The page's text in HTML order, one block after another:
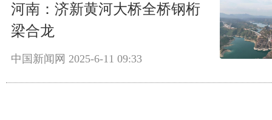
河南：济新黄河大桥全桥钢桁
梁合龙
中国新闻网 2025-6-11 09:33